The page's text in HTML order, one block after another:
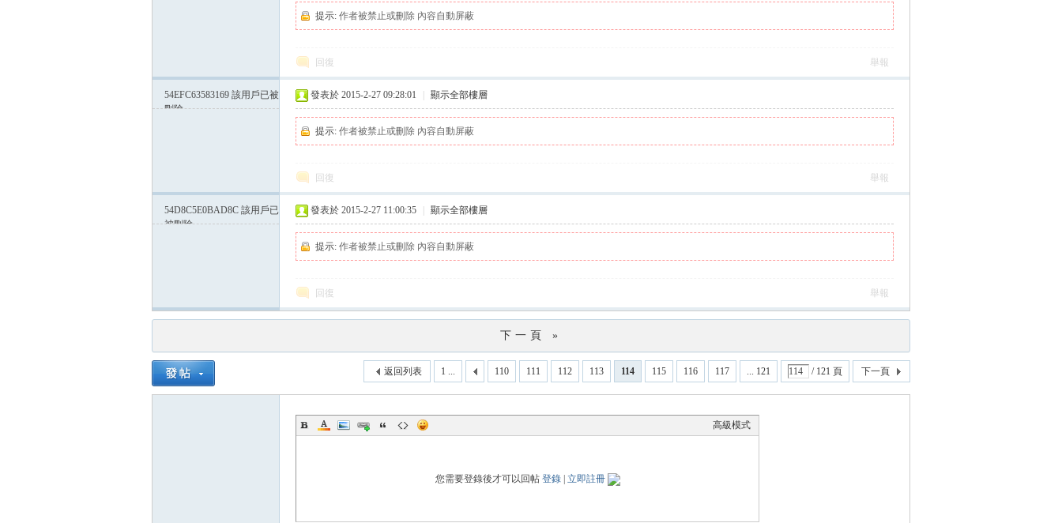
提示: 作者被禁止或刪除 內容自動屏蔽
回復 舉報
54EFC63583169 該用戶已被
刪除
發表於 2015-2-27 09:28:01 顯示全部樓層
提示: 作者被禁止或刪除 內容自動屏蔽
回復 舉報
54D8C5E0BAD8C 該用戶已
被刪除
發表於 2015-2-27 11:00:35 顯示全部樓層
提示: 作者被禁止或刪除 內容自動屏蔽
回復 舉報
下一頁 »
1 ... 110 111 112 113 114 115 116 117 ... 121 / 121 頁 下一頁
返回列表
高級模式
您需要登錄後才可以回帖 登錄| 立即註冊